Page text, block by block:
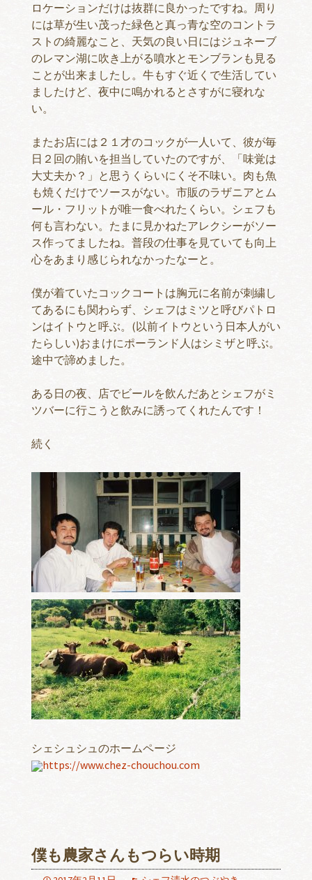
ロケーションだけは抜群に良かったですね。周り
には草が生い茂った緑色と真っ青な空のコントラ
ストの綺麗なこと、天気の良い日にはジュネーブ
のレマン湖に吹き上がる噴水とモンブランも見る
ことが出来ましたし。牛もすぐ近くで生活してい
ましたけど、夜中に鳴かれるとさすがに寝れな
い。
またお店には２１才のコックが一人いて、彼が毎
日２回の賄いを担当していたのですが、「味覚は
大丈夫か？」と思うくらいにくそ不味い。肉も魚
も焼くだけでソースがない。市販のラザニアとム
ール・フリットが唯一食べれたくらい。シェフも
何も言わない。たまに見かねたアレクシーがソー
ス作ってましたね。普段の仕事を見ていても向上
心をあまり感じられなかったなーと。
僕が着ていたコックコートは胸元に名前が刺繍し
てあるにも関わらず、シェフはミツと呼びパトロ
ンはイトウと呼ぶ。(以前イトウという日本人がい
たらしい)おまけにポーランド人はシミザと呼ぶ。
途中で諦めました。
ある日の夜、店でビールを飲んだあとシェフがミ
ツバーに行こうと飲みに誘ってくれたんです！
続く
シェシュシュのホームページ
https://www.chez-chouchou.com
僕も農家さんもつらい時期